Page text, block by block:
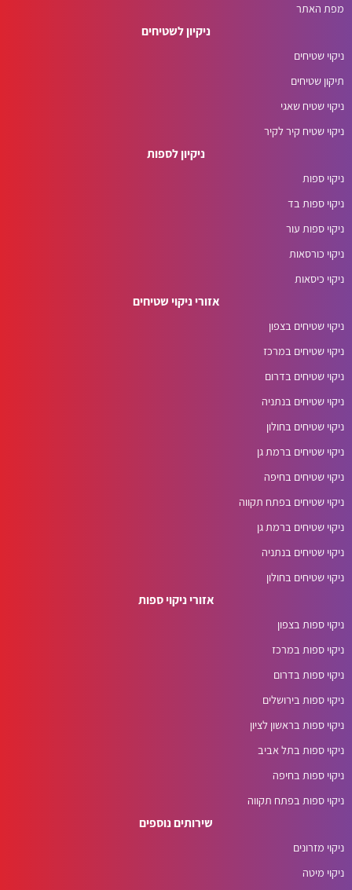
מפת האתר
ניקיון לשטיחים
ניקוי שטיחים
תיקון שטיחים
ניקוי שטיח שאגי
ניקוי שטיח קיר לקיר
ניקיון לספות
ניקוי ספות
ניקוי ספות בד
ניקוי ספות עור
ניקוי כורסאות
ניקוי כיסאות
אזורי ניקוי שטיחים
ניקוי שטיחים בצפון
ניקוי שטיחים במרכז
ניקוי שטיחים בדרום
ניקוי שטיחים בנתניה
ניקוי שטיחים בחולון
ניקוי שטיחים ברמת גן
ניקוי שטיחים בחיפה
ניקוי שטיחים בפתח תקווה
ניקוי שטיחים ברמת גן
ניקוי שטיחים בנתניה
ניקוי שטיחים בחולון
אזורי ניקוי ספות
ניקוי ספות בצפון
ניקוי ספות במרכז
ניקוי ספות בדרום
ניקוי ספות בירושלים
ניקוי ספות בראשון לציון
ניקוי ספות בתל אביב
ניקוי ספות בחיפה
ניקוי ספות בפתח תקווה
שירותים נוספים
ניקוי מזרונים
ניקוי מיטה